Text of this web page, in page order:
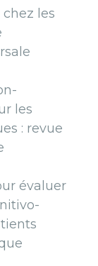
chez les
les
: revue
évaluer